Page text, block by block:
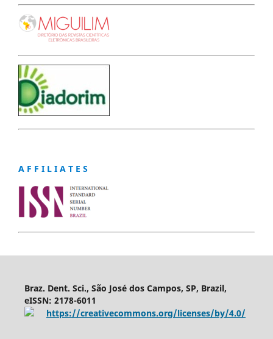
A F F I L I A T E S
Braz. Dent. Sci., São José dos Campos, SP, Brazil,
eISSN: 2178-6011
https://creativecommons.org/licenses/by/4.0/